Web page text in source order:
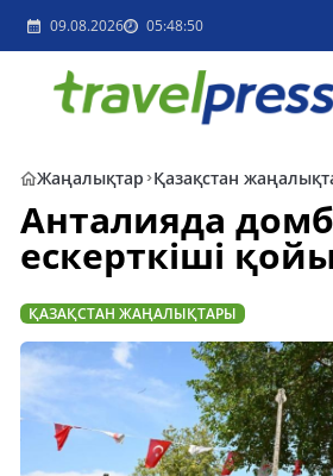
09.08.2026 05:48:50
Жаңалықтар Қазақстан
Анталияда
ескерткіші
ҚАЗАҚСТАН ЖАҢАЛЫҚТАРЫ